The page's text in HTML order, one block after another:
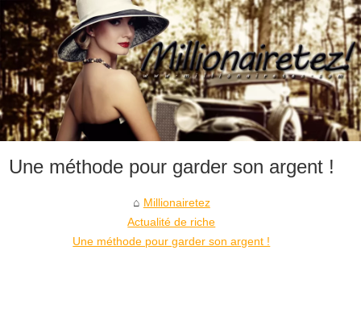
Une méthode pour garder son argent !
Millionairetez
Actualité de riche
Une méthode pour garder son argent !